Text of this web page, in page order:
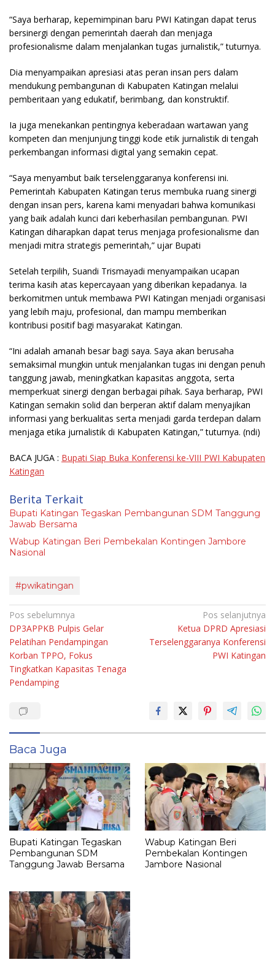
“Saya berharap, kepemimpinan baru PWI Katingan dapat terus
bersinergi dengan pemerintah daerah dan menjaga
profesionalisme dalam menjalankan tugas jurnalistik,” tuturnya.
Dia menyampaikan apresiasi atas peran insan pers dalam
mendukung pembangunan di Kabupaten Katingan melalui
pemberitaan yang edukatif, berimbang, dan konstruktif.
Ia juga menekankan pentingnya keberadaan wartawan yang
kompeten dan menjunjung tinggi kode etik jurnalistik di tengah
perkembangan informasi digital yang semakin cepat.
“Saya menyambut baik terselenggaranya konferensi ini.
Pemerintah Kabupaten Katingan terus membuka ruang sinergi
dengan insan pers, karena kami menyadari bahwa komunikasi
yang baik adalah kunci dari keberhasilan pembangunan. PWI
Katingan diharapkan dapat terus menjaga profesionalisme dan
menjadi mitra strategis pemerintah,” ujar Bupati
Setelah terpilih, Suandi Trismayadi menyampaikan ucapan
terima kasih atas kepercayaan yang diberikan kepadanya. Ia
berkomitmen untuk membawa PWI Katingan menjadi organisasi
yang lebih maju, profesional, dan mampu memberikan
kontribusi positif bagi masyarakat Katingan.
“Ini adalah amanah besar bagi saya. Saya akan berusaha
semaksimal mungkin untuk menjalankan tugas ini dengan penuh
tanggung jawab, meningkatkan kapasitas anggota, serta
memperkuat sinergi dengan berbagai pihak. Saya berharap, PWI
Katingan semakin solid dan berperan aktif dalam menyajikan
informasi yang berkualitas serta menjadi garda terdepan dalam
menjaga etika jurnalistik di Kabupaten Katingan,” tuturnya. (ndi)
BACA JUGA : Bupati Siap Buka Konferensi ke-VIII PWI Kabupaten
Katingan
Berita Terkait
Bupati Katingan Tegaskan Pembangunan SDM Tanggung
Jawab Bersama
Wabup Katingan Beri Pembekalan Kontingen Jambore
Nasional
#pwikatingan
Navigasi
pos
Pos sebelumnya
DP3APPKB Pulpis Gelar
Pelatihan Pendampingan
Korban TPPO, Fokus
Tingkatkan Kapasitas Tenaga
Pendamping
Pos selanjutnya
Ketua DPRD Apresiasi
Terselenggaranya Konferensi
PWI Katingan
Baca Juga
Bupati Katingan Tegaskan
Pembangunan SDM
Tanggung Jawab Bersama
Wabup Katingan Beri
Pembekalan Kontingen
Jambore Nasional